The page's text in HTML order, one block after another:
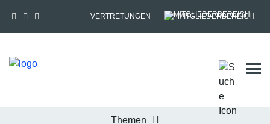
VERTRETUNGEN MITGLIEDERBEREICH
Themen